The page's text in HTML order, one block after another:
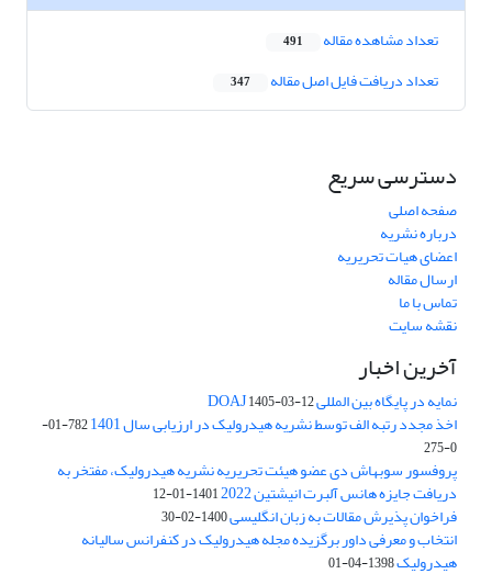
تعداد مشاهده مقاله 491
تعداد دریافت فایل اصل مقاله 347
دسترسی سریع
صفحه اصلی
درباره نشریه
اعضای هیات تحریریه
ارسال مقاله
تماس با ما
نقشه سایت
آخرین اخبار
نمایه در پایگاه بین المللی DOAJ1405-03-12
اخذ مجدد رتبه الف توسط نشریه هیدرولیک در ارزیابی سال 1401
782-01-
0-275
پروفسور سوبهاش دی عضو هیئت تحریریه نشریه هیدرولیک، مفتخر به
دریافت جایزه هانس آلبرت انیشتین 2022 1401-01-12
فراخوان پذیرش مقالات به زبان انگلیسی1400-02-30
انتخاب و معرفی داور برگزیده مجله هیدرولیک در کنفرانس سالیانه
هیدرولیک1398-04-01